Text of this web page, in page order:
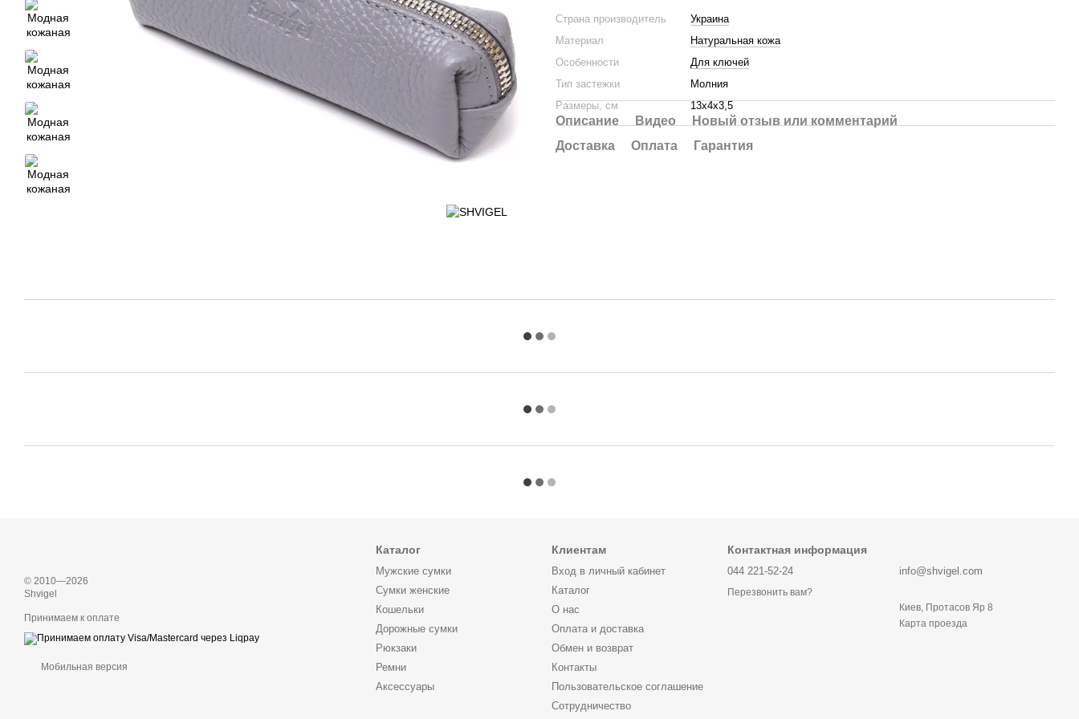
Страна производитель
Украина
Материал
Натуральная кожа
Особенности
Для ключей
Тип застежки
Молния
Размеры, см
13х4х3,5
Описание Видео
Новый отзыв или комментарий
Доставка
Оплата Гарантия
© 2010—2026
Shvigel
Принимаем к оплате
Мобильная версия
Каталог
Мужские сумки
Сумки женские
Кошельки
Дорожные сумки
Рюкзаки
Ремни
Аксессуары
Клиентам
Вход в личный кабинет
Каталог
О нас
Оплата и доставка
Обмен и возврат
Контакты
Пользовательское соглашение
Сотрудничество
Контактная информация
044 221-52-24
Перезвонить вам?
info@shvigel.com
Киев, Протасов Яр 8
Карта проезда